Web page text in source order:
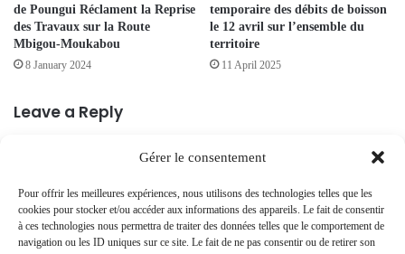
Gérer le consentement
Pour offrir les meilleures expériences, nous utilisons des technologies telles que les
cookies pour stocker et/ou accéder aux informations des appareils. Le fait de consentir
à ces technologies nous permettra de traiter des données telles que le comportement de
navigation ou les ID uniques sur ce site. Le fait de ne pas consentir ou de retirer son
de Poungui Réclament la Reprise
des Travaux sur la Route
Mbigou-Moukabou
8 January 2024
temporaire des débits de boisson
le 12 avril sur l’ensemble du
territoire
11 April 2025
Leave a Reply
Your email address will not be published. Required fields are marked
C
o